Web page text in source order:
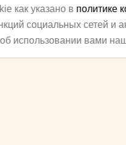
как указано в политике
социальных сетей и
использовании вами